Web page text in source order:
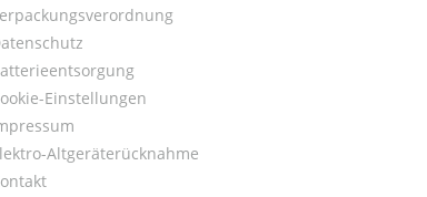
Einstellungen
Altgeräterücknahme